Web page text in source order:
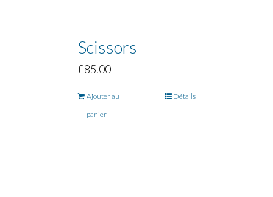
Scissors
£85.00
Ajouter au
panier
Détails